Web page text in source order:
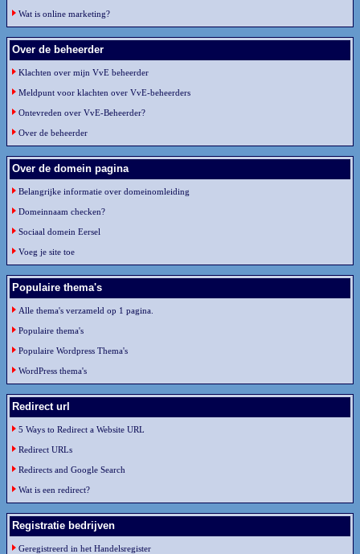
Wat is online marketing?
Over de beheerder
Klachten over mijn VvE beheerder
Meldpunt voor klachten over VvE-beheerders
Ontevreden over VvE-Beheerder?
Over de beheerder
Over de domein pagina
Belangrijke informatie over domeinomleiding
Domeinnaam checken?
Sociaal domein Eersel
Voeg je site toe
Populaire thema's
Alle thema's verzameld op 1 pagina.
Populaire thema's
Populaire Wordpress Thema's
WordPress thema's
Redirect url
5 Ways to Redirect a Website URL
Redirect URLs
Redirects and Google Search
Wat is een redirect?
Registratie bedrijven
Geregistreerd in het Handelsregister